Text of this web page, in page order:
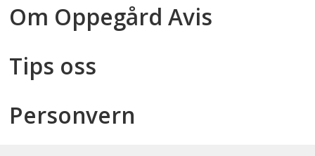
Om Oppegård Avis
Tips oss
Personvern